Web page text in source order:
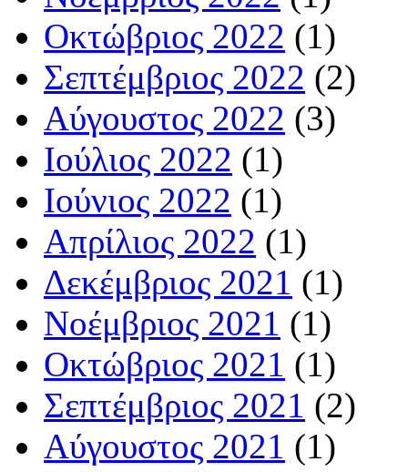
Οκτώβριος 2022 (1)
Σεπτέμβριος 2022 (2)
Αύγουστος 2022 (3)
Ιούλιος 2022 (1)
Ιούνιος 2022 (1)
Απρίλιος 2022 (1)
Δεκέμβριος 2021 (1)
Νοέμβριος 2021 (1)
Οκτώβριος 2021 (1)
Σεπτέμβριος 2021 (2)
Αύγουστος 2021 (1)